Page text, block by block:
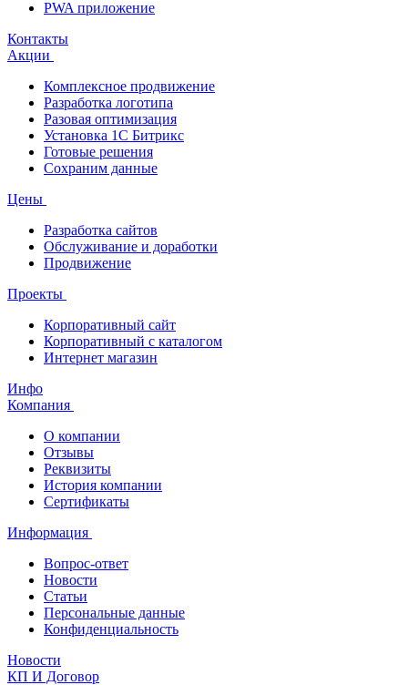
PWA приложение
Контакты
Акции
Комплексное продвижение
Разработка логотипа
Разовая оптимизация
Установка 1С Битрикс
Готовые решения
Сохраним данные
Цены
Разработка сайтов
Обслуживание и доработки
Продвижение
Проекты
Корпоративный сайт
Корпоративный с каталогом
Интернет магазин
Инфо
Компания
О компании
Отзывы
Реквизиты
История компании
Сертификаты
Информация
Вопрос-ответ
Новости
Статьи
Персональные данные
Конфиденциальность
Новости
КП И Договор